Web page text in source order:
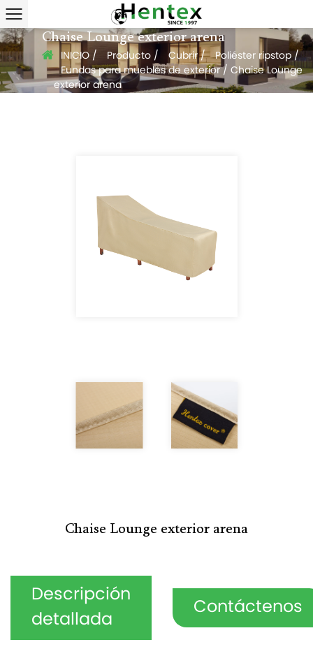
Chaise Lounge exterior arena
INICIO / Producto/ Cubrir/ Poliéster ripstop/
Fundas para muebles de exterior/Chaise Lounge
exterior arena
Chaise Lounge exterior arena
Descripción
detallada
Contáctenos